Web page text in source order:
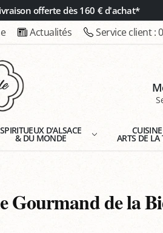
offerte dès 160 € d'achat*
Actualités Service client :
SPIRITUEUX D'ALSACE
& DU MONDE ARTS DE LA
Gourmand de la